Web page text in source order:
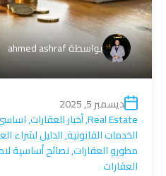
بواسطةahmed ashraf
ديسمبر 5, 2025
Real Estate
,أخبار العقارات,
الخدمات القانونية,الدليل لشراء
مطورو العقارات,نصائح أساسية
العقارات